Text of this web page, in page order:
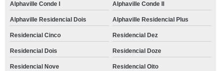
Alphaville Conde I Alphaville Conde II
Alphaville Residencial Dois Alphaville Residencial Plus
Residencial Cinco Residencial Dez
Residencial Dois Residencial Doze
Residencial Nove Residencial Oito